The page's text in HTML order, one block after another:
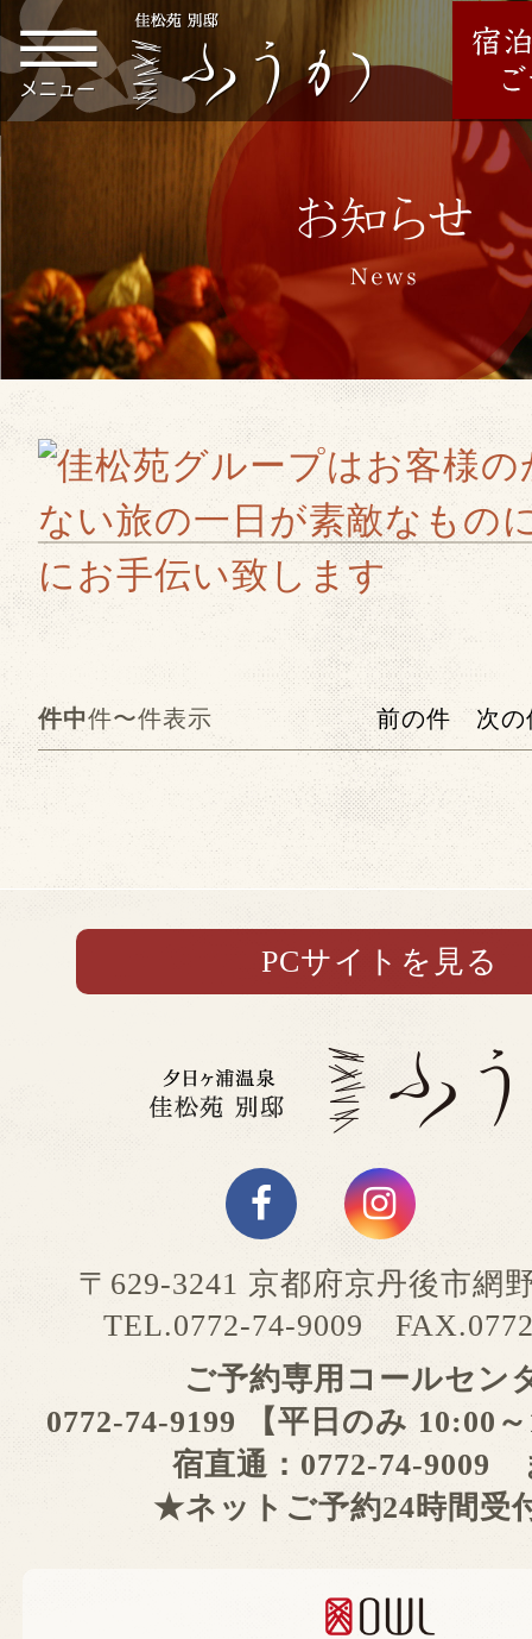
件中件〜件表示 前の件 次の
PCサイトを見る
〒629-3241 京都府京丹後市網
TEL.0772-74-9009
ご予約専用コールセン
0772-74-9199 【平日のみ 10:00
宿直通：0772-74-9009
★ネットご予約24時間受